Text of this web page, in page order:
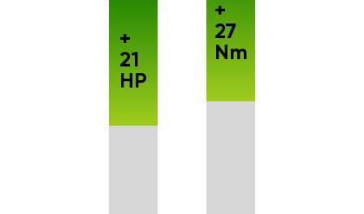
+
21
HP
+
27
Nm